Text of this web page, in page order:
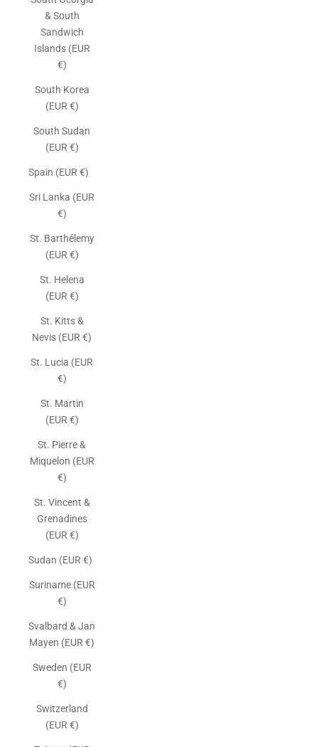
& South
Sandwich
Islands (EUR
€)
South Korea
(EUR €)
South Sudan
(EUR €)
Spain (EUR €)
Sri Lanka (EUR
€)
St. Barthélemy
(EUR €)
St. Helena
(EUR €)
St. Kitts &
Nevis (EUR €)
St. Lucia (EUR
€)
St. Martin
(EUR €)
St. Pierre &
Miquelon (EUR
€)
St. Vincent &
Grenadines
(EUR €)
Sudan (EUR €)
Suriname (EUR
€)
Svalbard & Jan
Mayen (EUR €)
Sweden (EUR
€)
Switzerland
(EUR €)